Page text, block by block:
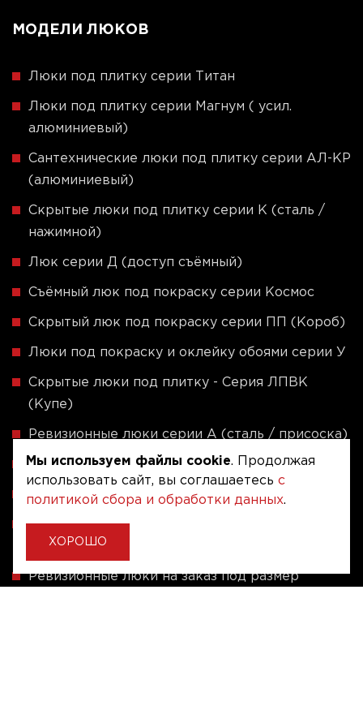
МОДЕЛИ ЛЮКОВ
Люки под плитку серии Титан
Люки под плитку серии Магнум ( усил.
алюминиевый)
Сантехнические люки под плитку серии АЛ-КР
(алюминиевый)
Скрытые люки под плитку серии K (сталь /
нажимной)
Люк серии Д (доступ съёмный)
Съёмный люк под покраску серии Космос
Скрытый люк под покраску серии ПП (Короб)
Люки под покраску и оклейку обоями серии У
Скрытые люки под плитку - Серия ЛПВК
(Купе)
Ревизионные люки серии A (сталь / присоска)
Напольные люки серии ФЛЮР
Рассчитать люк по индивидуальным размерам
Алюминиевые люки невидимки - Серия АЛР
(присоска)
Ревизионные люки на заказ под размер
Мы используем файлы cookie. Продолжая
использовать сайт, вы соглашаетесь с
политикой сбора и обработки данных.
ХОРОШО